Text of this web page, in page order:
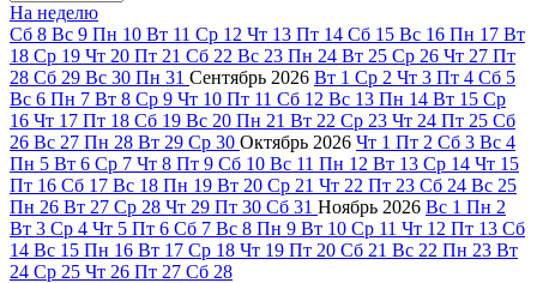
На неделю
Сб 8 Вс 9 Пн 10 Вт 11 Ср 12 Чт 13 Пт 14 Сб 15 Вс 16 Пн 17 Вт
18 Ср 19 Чт 20 Пт 21 Сб 22 Вс 23 Пн 24 Вт 25 Ср 26 Чт 27 Пт
28 Сб 29 Вс 30 Пн 31 Сентябрь 2026 Вт 1 Ср 2 Чт 3 Пт 4 Сб 5
Вс 6 Пн 7 Вт 8 Ср 9 Чт 10 Пт 11 Сб 12 Вс 13 Пн 14 Вт 15 Ср
16 Чт 17 Пт 18 Сб 19 Вс 20 Пн 21 Вт 22 Ср 23 Чт 24 Пт 25 Сб
26 Вс 27 Пн 28 Вт 29 Ср 30 Октябрь 2026 Чт 1 Пт 2 Сб 3 Вс 4
Пн 5 Вт 6 Ср 7 Чт 8 Пт 9 Сб 10 Вс 11 Пн 12 Вт 13 Ср 14 Чт 15
Пт 16 Сб 17 Вс 18 Пн 19 Вт 20 Ср 21 Чт 22 Пт 23 Сб 24 Вс 25
Пн 26 Вт 27 Ср 28 Чт 29 Пт 30 Сб 31 Ноябрь 2026 Вс 1 Пн 2
Вт 3 Ср 4 Чт 5 Пт 6 Сб 7 Вс 8 Пн 9 Вт 10 Ср 11 Чт 12 Пт 13 Сб
14 Вс 15 Пн 16 Вт 17 Ср 18 Чт 19 Пт 20 Сб 21 Вс 22 Пн 23 Вт
24 Ср 25 Чт 26 Пт 27 Сб 28